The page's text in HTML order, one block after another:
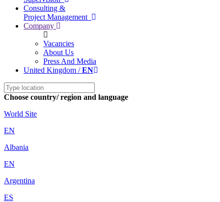
Consulting &
Project Management
Company
Vacancies
About Us
Press And Media
United Kingdom /EN
Choose country/ region and language
World Site
EN
Albania
EN
Argentina
ES